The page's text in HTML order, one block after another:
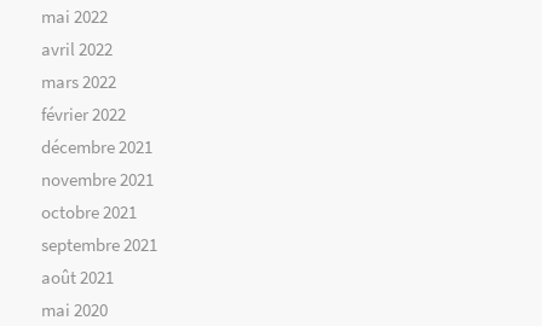
mai 2022
avril 2022
mars 2022
février 2022
décembre 2021
novembre 2021
octobre 2021
septembre 2021
août 2021
mai 2020